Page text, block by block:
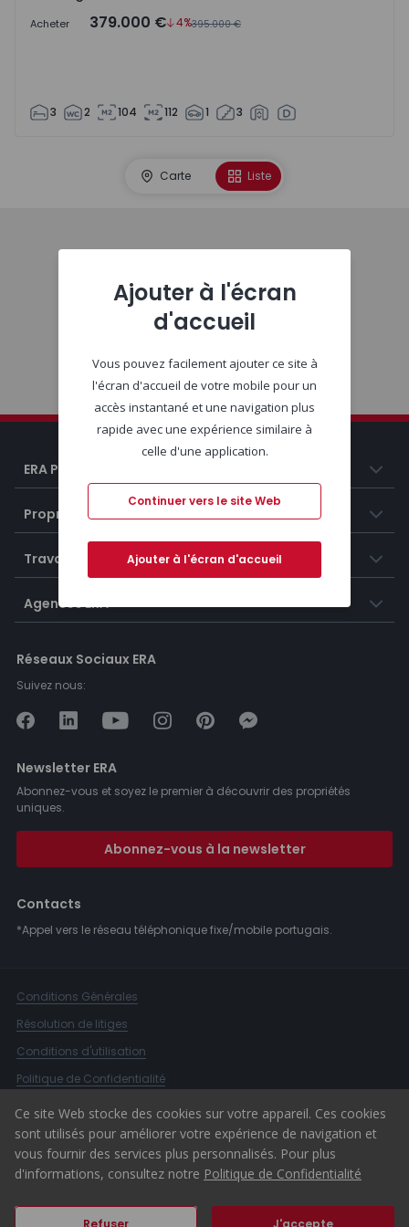
Acheter 379.000 € 4%395.000 €
3 2 104 112 1 3
Carte Liste
ERA Portugal
Propriétés
Travailler chez ERA
Agences ERA
Réseaux Sociaux ERA
Suivez nous:
Newsletter ERA
Abonnez-vous et soyez le premier à découvrir des propriétés
uniques.
Abonnez-vous à la newsletter
Contacts
*Appel vers le réseau téléphonique fixe/mobile portugais.
Conditions Générales
Résolution de litiges
Conditions d'utilisation
Politique de Confidentialité
Livre de Réclamations
Canal d'alerte
© 2026 ERA Portugal
Ce site Web stocke des cookies sur votre appareil. Ces cookies
sont utilisés pour améliorer votre expérience de navigation et
vous fournir des services plus personnalisés. Pour plus
d'informations, consultez notre Politique de Confidentialité
Refuser J'accepte
Ajouter à l'écran
d'accueil
Vous pouvez facilement ajouter ce site à
l'écran d'accueil de votre mobile pour un
accès instantané et une navigation plus
rapide avec une expérience similaire à
celle d'une application.
Continuer vers le site Web
Ajouter à l'écran d'accueil